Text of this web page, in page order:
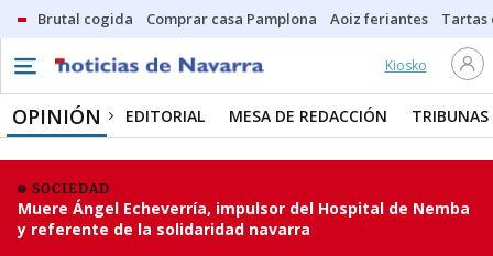
Brutal cogida Comprar casa Pamplona Aoiz feriantes Tartas
Kiosko
OPINIÓN EDITORIAL MESA DE REDACCIÓN TRIBUNAS
SOCIEDAD
Muere Ángel Echeverría, impulsor del Hospital de Nemba
y referente de la solidaridad navarra